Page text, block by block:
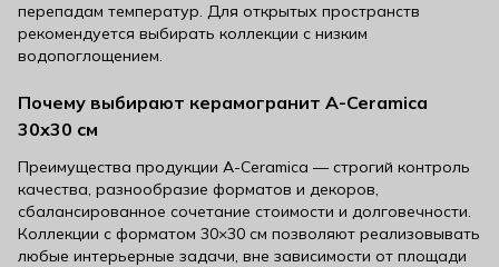
перепадам температур. Для открытых пространств
рекомендуется выбирать коллекции с низким
водопоглощением.
Почему выбирают керамогранит A-Ceramica
30х30 см
Преимущества продукции A-Ceramica — строгий контроль
качества, разнообразие форматов и декоров,
сбалансированное сочетание стоимости и долговечности.
Коллекции с форматом 30×30 см позволяют реализовывать
любые интерьерные задачи, вне зависимости от площади